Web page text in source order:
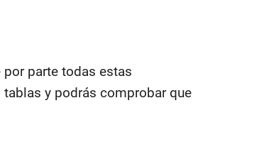
parte todas estas
y podrás comprobar que